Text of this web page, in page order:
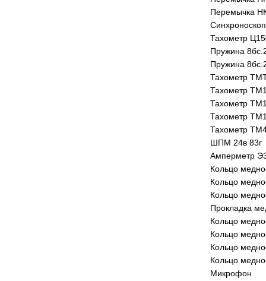
Перемычка
Тахометр
Пружина
Пружина
Тахометр
Тахометр
Тахометр
Тахометр
Тахометр
ШПМ 24в 83г
Амперметр
Кольцо
Кольцо
Кольцо
Прокладка
Кольцо
Кольцо
Кольцо
Кольцо
Микрофон